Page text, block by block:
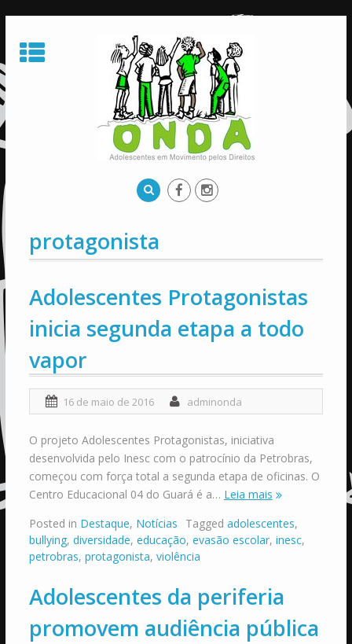
to
content
protagonista
Adolescentes Protagonistas
inicia segunda etapa a todo
vapor
16 de maio de 2016 adminonda
O projeto Adolescentes Protagonistas, iniciativa
desenvolvida pelo Inesc com o patrocínio da Petrobras,
começou com força total a segunda etapa de oficinas. O
Centro Educacional 04 do Guará é a… Leia mais
Posted in Destaque, Notícias Tagged adolescentes,
bullying, diversidade, educação, evasão escolar, inesc,
petrobras, protagonista, violência
Adolescentes da periferia
promovem audiência pública